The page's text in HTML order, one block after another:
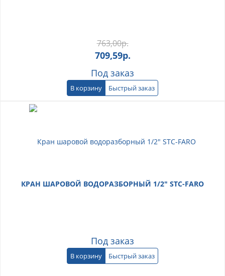
763,00р.
709,59р.
Под заказ
В корзину Быстрый заказ
КРАН ШАРОВОЙ ВОДОРАЗБОРНЫЙ 1/2" STC-FARO
Под заказ
В корзину Быстрый заказ